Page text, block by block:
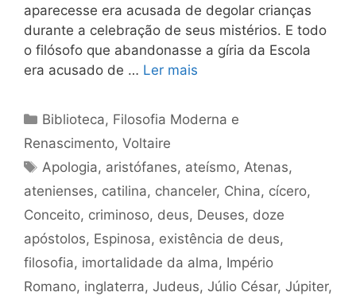
aparecesse era acusada de degolar crianças
durante a celebração de seus mistérios. E todo
o filósofo que abandonasse a gíria da Escola
era acusado de … Ler mais
Categorias
Biblioteca, Filosofia Moderna e
Renascimento, Voltaire
Tags
Apologia, aristófanes, ateísmo,Atenas,
atenienses, catilina, chanceler, China, cícero,
Conceito, criminoso, deus, Deuses, doze
apóstolos, Espinosa, existência de deus,
filosofia, imortalidade da alma, Império
Romano, inglaterra, Judeus, Júlio César, Júpiter,